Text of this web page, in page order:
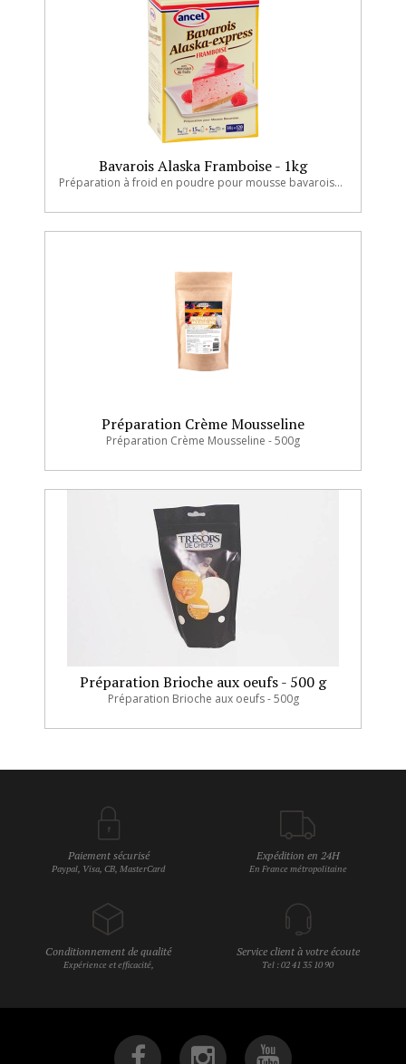
Bavarois Alaska Framboise - 1kg
Préparation à froid en poudre pour mousse bavaroise à la framboise avec morceaux.
Préparation Crème Mousseline
Préparation Crème Mousseline - 500g
Préparation Brioche aux oeufs - 500 g
Préparation Brioche aux oeufs - 500g
Paiement sécurisé
Paypal, Visa, CB, MasterCard
Expédition en 24H
En France métropolitaine
Conditionnement de qualité
Expérience et efficacité,
Service client à votre écoute
Tel : 02 41 35 10 90